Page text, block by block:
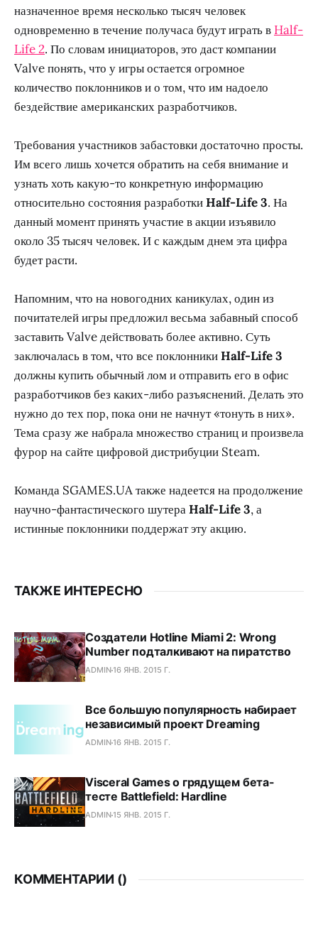
назначенное время несколько тысяч человек
одновременно в течение получаса будут играть в Half-
Life 2. По словам инициаторов, это даст компании
Valve понять, что у игры остается огромное
количество поклонников и о том, что им надоело
бездействие американских разработчиков.
Требования участников забастовки достаточно просты.
Им всего лишь хочется обратить на себя внимание и
узнать хоть какую-то конкретную информацию
относительно состояния разработкиHalf-Life 3. На
данный момент принять участие в акции изъявило
около 35 тысяч человек. И с каждым днем эта цифра
будет расти.
Напомним, что на новогодних каникулах, один из
почитателей игры предложил весьма забавный способ
заставить Valve действовать более активно. Суть
заключалась в том, что все поклонникиHalf-Life 3
должны купить обычный лом и отправить его в офис
разработчиков без каких-либо разъяснений. Делать это
нужно до тех пор, пока они не начнут «тонуть в них».
Тема сразу же набрала множество страниц и произвела
фурор на сайте цифровой дистрибуции Steam.
Команда SGAMES.UA также надеется на продолжение
научно-фантастического шутераHalf-Life 3, а
истинные поклонники поддержат эту акцию.
ТАКЖЕ ИНТЕРЕСНО
Создатели Hotline Miami 2: Wrong
Number подталкивают на пиратство
ADMIN16 ЯНВ. 2015 Г.
Все большую популярность набирает
независимый проект Dreaming
ADMIN16 ЯНВ. 2015 Г.
Visceral Games о грядущем бета-
тесте Battlefield: Hardline
ADMIN15 ЯНВ. 2015 Г.
КОММЕНТАРИИ ()